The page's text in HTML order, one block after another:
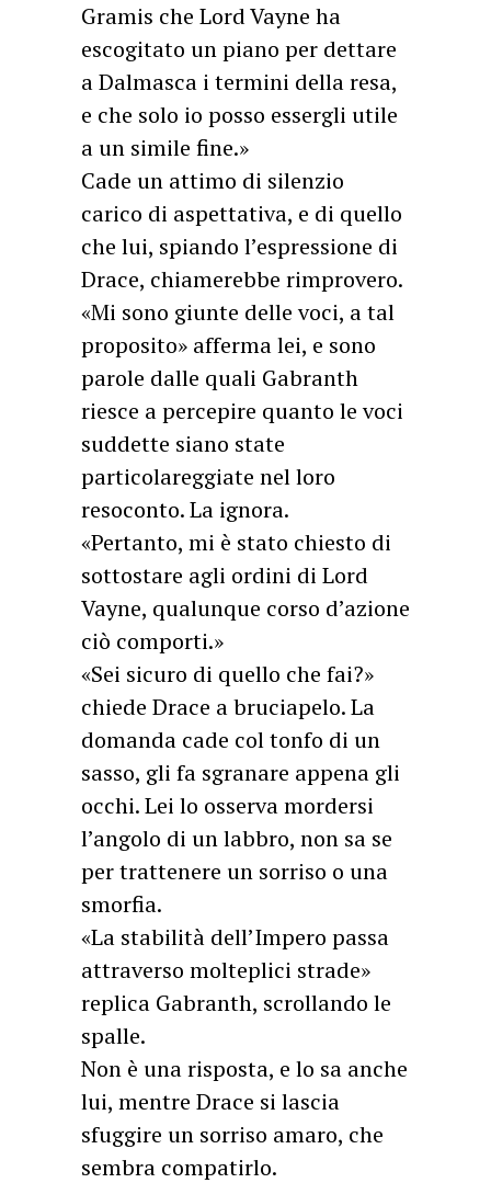
Gramis che Lord Vayne ha
escogitato un piano per dettare
a Dalmasca i termini della resa,
e che solo io posso essergli utile
a un simile fine.»
Cade un attimo di silenzio
carico di aspettativa, e di quello
che lui, spiando l’espressione di
Drace, chiamerebbe rimprovero.
«Mi sono giunte delle voci, a tal
proposito» afferma lei, e sono
parole dalle quali Gabranth
riesce a percepire quanto le voci
suddette siano state
particolareggiate nel loro
resoconto. La ignora.
«Pertanto, mi è stato chiesto di
sottostare agli ordini di Lord
Vayne, qualunque corso d’azione
ciò comporti.»
«Sei sicuro di quello che fai?»
chiede Drace a bruciapelo. La
domanda cade col tonfo di un
sasso, gli fa sgranare appena gli
occhi. Lei lo osserva mordersi
l’angolo di un labbro, non sa se
per trattenere un sorriso o una
smorfia.
«La stabilità dell’Impero passa
attraverso molteplici strade»
replica Gabranth, scrollando le
spalle.
Non è una risposta, e lo sa anche
lui, mentre Drace si lascia
sfuggire un sorriso amaro, che
sembra compatirlo.